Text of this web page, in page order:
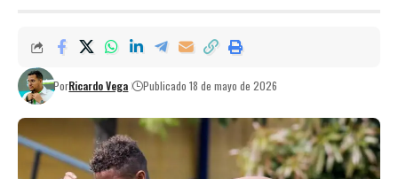
PorRicardo Vega Publicado 18 de mayo de 2026